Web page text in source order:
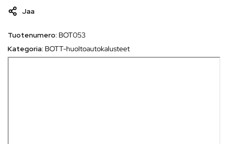
Jaa
Tuotenumero: BOT053
Kategoria: BOTT-huoltoautokalusteet